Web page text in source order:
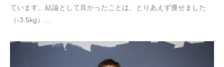
ています。結論として良かったことは、とりあえず痩せました
（-3.5kg）…